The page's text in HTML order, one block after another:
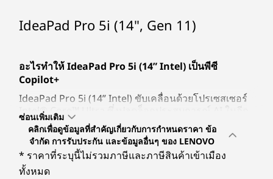
ตัวอ่านการ์ด SD
ด้านซ้าย:
HDMI™ 2.1 (รองรับความละเอียดสูงสุด 4K@60Hz)
USB-C 2 ช่อง®(Thunderbolt™ 4, USB 40Gbps)
แจ็ค Audio Combo
ความเร็วในการถ่ายโอนของพอร์ต USB เป็นค่าโดยประมาณและขึ้นอยู่กับหลายปัจจัย เช่น ความ
สามารถในการประมวลผลของอุปกรณ์โฮสต์/อุปกรณ์ต่อพ่วง คุณลักษณะของไฟล์ การกำหนดค่า
IdeaPad Pro 5i (14", Gen 11)
IdeaPad Pro 5i (14” Intel) ขับเคลื่อนด้วยโปรเซสเซอร์
อะไรทำให้ IdeaPad Pro 5i (14” Intel) เป็นพีซี
Copilot+
IdeaPad Pro 5i (14” Intel) ขับเคลื่อนด้วยโปรเซสเซอร์
Intel® Core™ Ultra ซึ่งปลดล็อกประสบการณ์ AI ในอีก
ระดับ ช่วยให้คุณใช้ฟีเจอร์ Copilot+ เช่น Recall เพื่อ
ค้นหาไฟล์ได้ทันที Cocreator เพื่อสร้างภาพจาก
ข้อความ และ Live Captions เพื่อแปลเสียงจากกว่า 40
ภาษาแบบเรียลไทม์ ทำให้นี่เป็นพันธมิตรด้านความคิด
สร้างสรรค์ที่ชาญฉลาดอย่างแท้จริง
ซ่อนเพิ่มเติม
คลิกเพื่อดูข้อมูลที่สำคัญเกี่ยวกับการกำหนดราคา ข้อ
จำกัด การรับประกัน และข้อมูลอื่นๆ ของ LENOVO
* ราคาที่ระบุนี้ไม่รวมภาษีและภาษีสินค้าเข้าเมือง
ทั้งหมด